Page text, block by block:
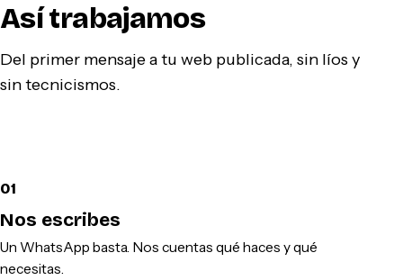
Así trabajamos
Del primer mensaje a tu web publicada, sin líos y
sin tecnicismos.
01
Nos escribes
Un WhatsApp basta. Nos cuentas qué haces y qué
necesitas.